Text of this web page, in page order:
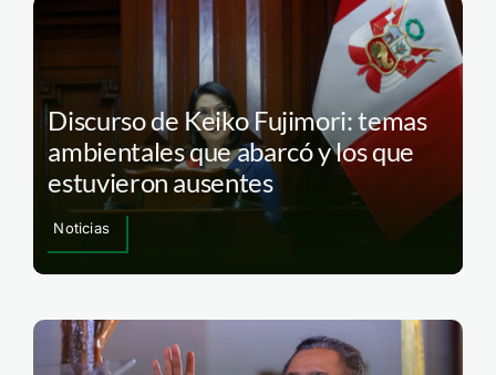
Discurso de Keiko Fujimori: temas
ambientales que abarcó y los que
estuvieron ausentes
Noticias